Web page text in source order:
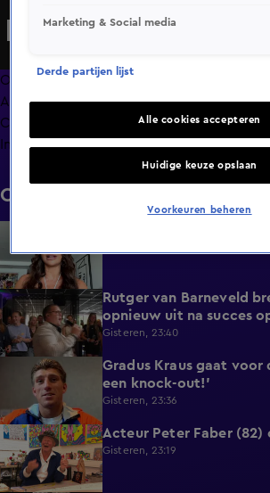
Overzicht
Afleveringen
Clips
Info
Clips
1:29
Rutger van Barneveld
opnieuw uit na succes
Gisteren, 23:40
Gradus Kraus gaat
een knock-out!'
Gisteren, 23:36
2:11 Acteur Peter Faber (82)
Gisteren, 23:19
Marketing & Social media
Derde partijen lijst
Alle cookies accepteren
Huidige keuze opslaan
Voorkeuren beheren